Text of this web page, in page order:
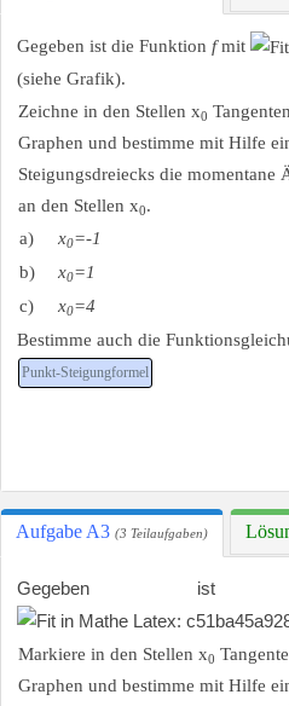
Gegeben ist die Funktion fmit
(siehe Grafik).
Zeichne in den Stellen x0
Graphen und bestimme mit Hilfe
Steigungsdreiecks die momentane
an den Stellen x0.
a)
x0=-1
b)
x0=1
c)
x0=4
Bestimme auch die
Punkt-Steigungformel
Aufgabe A3 (3 Teilaufgaben)
Gegeben
Markiere in den Stellen x0
Graphen und bestimme mit Hilfe